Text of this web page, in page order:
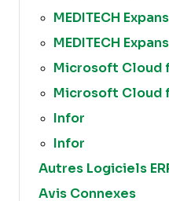
MEDITECH
MEDITECH
Microsoft Cloud
Microsoft Cloud
Infor
Infor
Autres Logiciels
Avis Connexes